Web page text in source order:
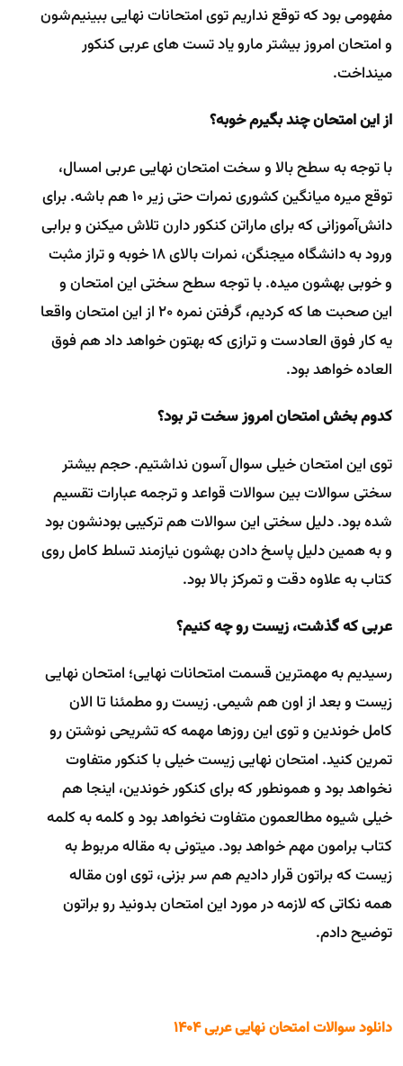
مفهومی بود که توقع نداریم توی امتحانات نهایی ببینیم‌شون
و امتحان امروز بیشتر مارو یاد تست های عربی کنکور
مینداخت.
از این امتحان چند بگیرم خوبه؟
با توجه به سطح بالا و سخت امتحان نهایی عربی امسال،
توقع میره میانگین کشوری نمرات حتی زیر 10 هم باشه. برای
دانش‌آموزانی که برای ماراتن کنکور دارن تلاش میکنن و برابی
ورود به دانشگاه میجنگن، نمرات بالای 18 خوبه و تراز مثبت
و خوبی بهشون میده. با توجه سطح سختی این امتحان و
این صحبت ها که کردیم، گرفتن نمره 20 از این امتحان واقعا
یه کار فوق العادست و ترازی که بهتون خواهد داد هم فوق
العاده خواهد بود.
کدوم بخش امتحان امروز سخت تر بود؟
توی این امتحان خیلی سوال آسون نداشتیم. حجم بیشتر
سختی سوالات بین سوالات قواعد و ترجمه عبارات تقسیم
شده بود. دلیل سختی این سوالات هم ترکیبی بودنشون بود
و به همین دلیل پاسخ دادن بهشون نیازمند تسلط کامل روی
کتاب به علاوه دقت و تمرکز بالا بود.
عربی که گذشت، زیست رو چه کنیم؟
رسیدیم به مهمترین قسمت امتحانات نهایی؛ امتحان نهایی
زیست و بعد از اون هم شیمی. زیست رو مطمئنا تا الان
کامل خوندین و توی این روزها مهمه که تشریحی نوشتن رو
تمرین کنید. امتحان نهایی زیست خیلی با کنکور متفاوت
نخواهد بود و همونطور که برای کنکور خوندین، اینجا هم
خیلی شیوه مطالعمون متفاوت نخواهد بود و کلمه به کلمه
کتاب برامون مهم خواهد بود. میتونی به مقاله مربوط به
زیست که براتون قرار دادیم هم سر بزنی، توی اون مقاله
همه نکاتی که لازمه در مورد این امتحان بدونید رو براتون
توضیح دادم.
دانلود سوالات امتحان نهایی عربی 1404